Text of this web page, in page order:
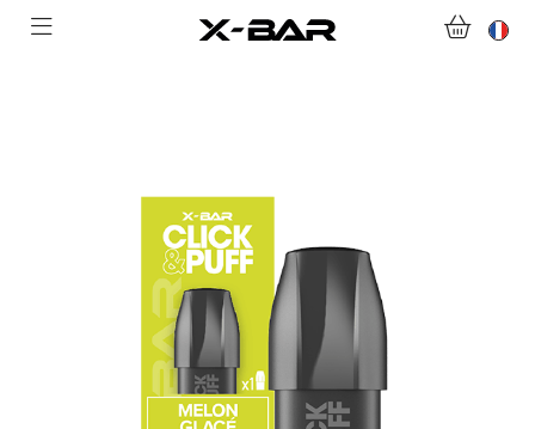
DEVENIR REVENDEUR
MON COMPTE